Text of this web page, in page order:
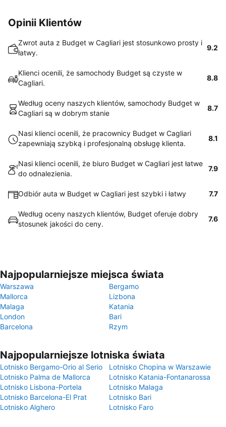
Opinii Klientów
Zwrot auta z Budget w Cagliari jest stosunkowo prosty i
łatwy.
9.2
Klienci ocenili, że samochody Budget są czyste w
Cagliari.
8.8
Według oceny naszych klientów, samochody Budget w
Cagliari są w dobrym stanie
8.7
Nasi klienci ocenili, że pracownicy Budget w Cagliari
zapewniają szybką i profesjonalną obsługę klienta.
8.1
Nasi klienci ocenili, że biuro Budget w Cagliari jest łatwe
do odnalezienia.
7.9
Odbiór auta w Budget w Cagliari jest szybki i łatwy 7.7
Według oceny naszych klientów, Budget oferuje dobry
stosunek jakości do ceny.
7.6
Najpopularniejsze miejsca świata
Warszawa
Bergamo
Mallorca
Lizbona
Malaga
Katania
London
Bari
Barcelona
Rzym
Najpopularniejsze lotniska świata
Lotnisko Bergamo-Orio al Serio
Lotnisko Chopina w Warszawie
Lotnisko Palma de Mallorca
Lotnisko Katania-Fontanarossa
Lotnisko Lisbona-Portela
Lotnisko Malaga
Lotnisko Barcelona-El Prat
Lotnisko Bari
Lotnisko Alghero
Lotnisko Faro